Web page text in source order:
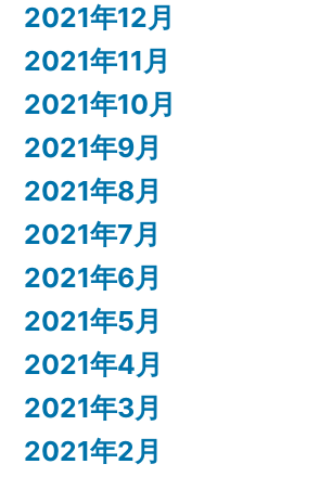
2021年12月
2021年11月
2021年10月
2021年9月
2021年8月
2021年7月
2021年6月
2021年5月
2021年4月
2021年3月
2021年2月